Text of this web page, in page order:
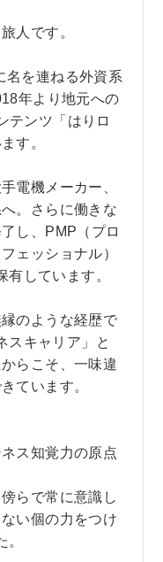
人です。
名を連ねる外資系
年より地元への
テンツ「はりロ
す。
電機メーカー、
。さらに働きな
し、PMP（プロ
ェッショナル）
しています。
のような経歴で
スキャリア」と
らこそ、一味違
ています。
ス知覚力の原点
らで常に意識し
い個の力をつけ